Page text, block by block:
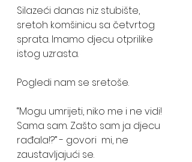
Silazeći danas niz stubište,
sretoh komšinicu sa četvrtog
sprata. Imamo djecu otprilike
istog uzrasta.
Pogledi nam se sretoše.
“Mogu umrijeti, niko me i ne vidi!
Sama sam. Zašto sam ja djecu
rađala!?” - govori  mi, ne
zaustavljajući se.